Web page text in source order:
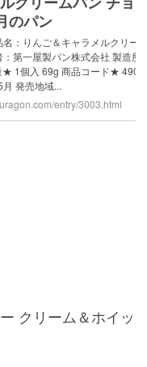
クリーム＆ホイッ